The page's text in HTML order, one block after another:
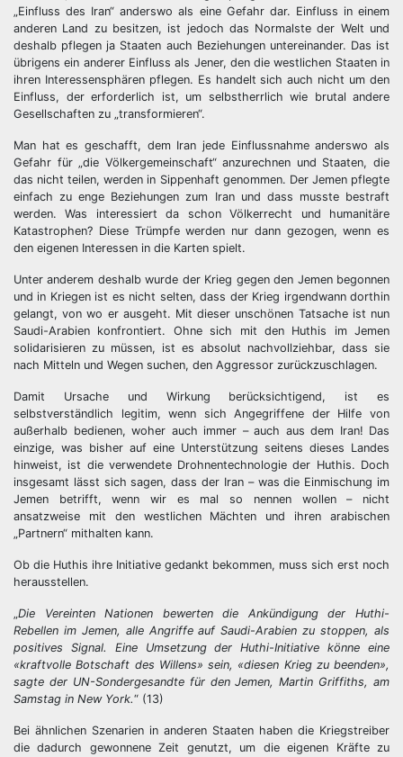
„Einfluss des Iran“ anderswo als eine Gefahr dar. Einfluss in einem
anderen Land zu besitzen, ist jedoch das Normalste der Welt und
deshalb pflegen ja Staaten auch Beziehungen untereinander. Das ist
übrigens ein anderer Einfluss als Jener, den die westlichen Staaten in
ihren Interessensphären pflegen. Es handelt sich auch nicht um den
Einfluss, der erforderlich ist, um selbstherrlich wie brutal andere
Gesellschaften zu „transformieren“.
Man hat es geschafft, dem Iran jede Einflussnahme anderswo als
Gefahr für „die Völkergemeinschaft“ anzurechnen und Staaten, die
das nicht teilen, werden in Sippenhaft genommen. Der Jemen pflegte
einfach zu enge Beziehungen zum Iran und dass musste bestraft
werden. Was interessiert da schon Völkerrecht und humanitäre
Katastrophen? Diese Trümpfe werden nur dann gezogen, wenn es
den eigenen Interessen in die Karten spielt.
Unter anderem deshalb wurde der Krieg gegen den Jemen begonnen
und in Kriegen ist es nicht selten, dass der Krieg irgendwann dorthin
gelangt, von wo er ausgeht. Mit dieser unschönen Tatsache ist nun
Saudi-Arabien konfrontiert. Ohne sich mit den Huthis im Jemen
solidarisieren zu müssen, ist es absolut nachvollziehbar, dass sie
nach Mitteln und Wegen suchen, den Aggressor zurückzuschlagen.
Damit Ursache und Wirkung berücksichtigend, ist es
selbstverständlich legitim, wenn sich Angegriffene der Hilfe von
außerhalb bedienen, woher auch immer – auch aus dem Iran! Das
einzige, was bisher auf eine Unterstützung seitens dieses Landes
hinweist, ist die verwendete Drohnentechnologie der Huthis. Doch
insgesamt lässt sich sagen, dass der Iran – was die Einmischung im
Jemen betrifft, wenn wir es mal so nennen wollen – nicht
ansatzweise mit den westlichen Mächten und ihren arabischen
„Partnern“ mithalten kann.
Ob die Huthis ihre Initiative gedankt bekommen, muss sich erst noch
herausstellen.
„Die Vereinten Nationen bewerten die Ankündigung der Huthi-
Rebellen im Jemen, alle Angriffe auf Saudi-Arabien zu stoppen, als
positives Signal. Eine Umsetzung der Huthi-Initiative könne eine
«kraftvolle Botschaft des Willens» sein, «diesen Krieg zu beenden»,
sagte der UN-Sondergesandte für den Jemen, Martin Griffiths, am
Samstag in New York.“ (13)
Bei ähnlichen Szenarien in anderen Staaten haben die Kriegstreiber
die dadurch gewonnene Zeit genutzt, um die eigenen Kräfte zu